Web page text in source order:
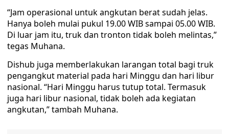
“Jam operasional untuk angkutan berat sudah jelas.
Hanya boleh mulai pukul 19.00 WIB sampai 05.00 WIB.
Di luar jam itu, truk dan tronton tidak boleh melintas,”
tegas Muhana.
Dishub juga memberlakukan larangan total bagi truk
pengangkut material pada hari Minggu dan hari libur
nasional. “Hari Minggu harus tutup total. Termasuk
juga hari libur nasional, tidak boleh ada kegiatan
angkutan,” tambah Muhana.